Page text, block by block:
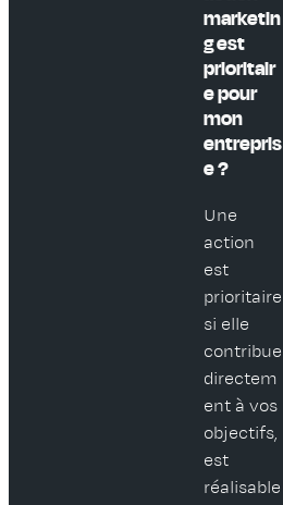
marketin
g est
prioritair
e pour
mon
entrepris
e ?
Une
action
est
prioritaire
si elle
contribue
directem
ent à vos
objectifs,
est
réalisable